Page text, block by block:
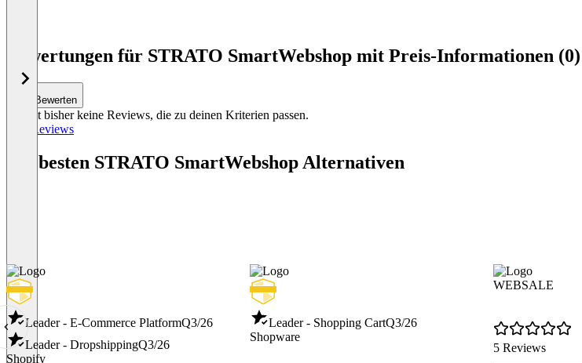
Bewertungen für STRATO SmartWebshop mit Preis-Informationen (0)
Bewerten
Es gibt bisher keine Reviews, die zu deinen Kriterien passen.
Alle Reviews
Die besten STRATO SmartWebshop Alternativen
Leader - E-Commerce PlatformQ3/26
Leader - DropshippingQ3/26
Shopify
Leader - Shopping CartQ3/26
Shopware
WEBSALE
5 Reviews